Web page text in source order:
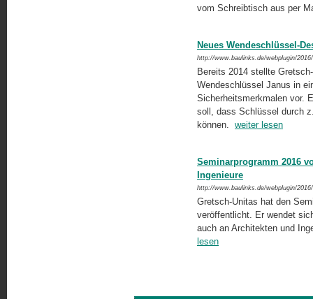
vom Schreibtisch aus per
Neues Wendeschlüssel-
http://www.baulinks.de/webplugin/
Bereits 2014 stellte
Wendeschlüssel Janus in
Sicherheitsmerkmalen vor.
soll, dass Schlüssel durch
können. weiter lesen
Seminarprogramm 2016
Ingenieure
http://www.baulinks.de/webplugin/
Gretsch-Unitas hat den
veröffentlicht. Er wendet
auch an Architekten und
lesen